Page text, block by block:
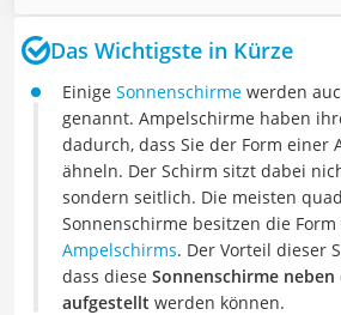
Das Wichtigste in Kürze
Einige Sonnenschirme werden
genannt. Ampelschirme haben
dadurch, dass Sie der Form einer
ähneln. Der Schirm sitzt dabei
sondern seitlich. Die meisten
Sonnenschirme besitzen die Form
Ampelschirms. Der Vorteil dieser
dass diese Sonnenschirme
aufgestellt werden können.